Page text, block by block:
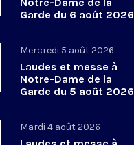
Garde du 6 août 2026
Mercredi 5 août 2026
Laudes et messe à
Notre-Dame de la
Garde du 5 août 2026
Mardi 4 août 2026